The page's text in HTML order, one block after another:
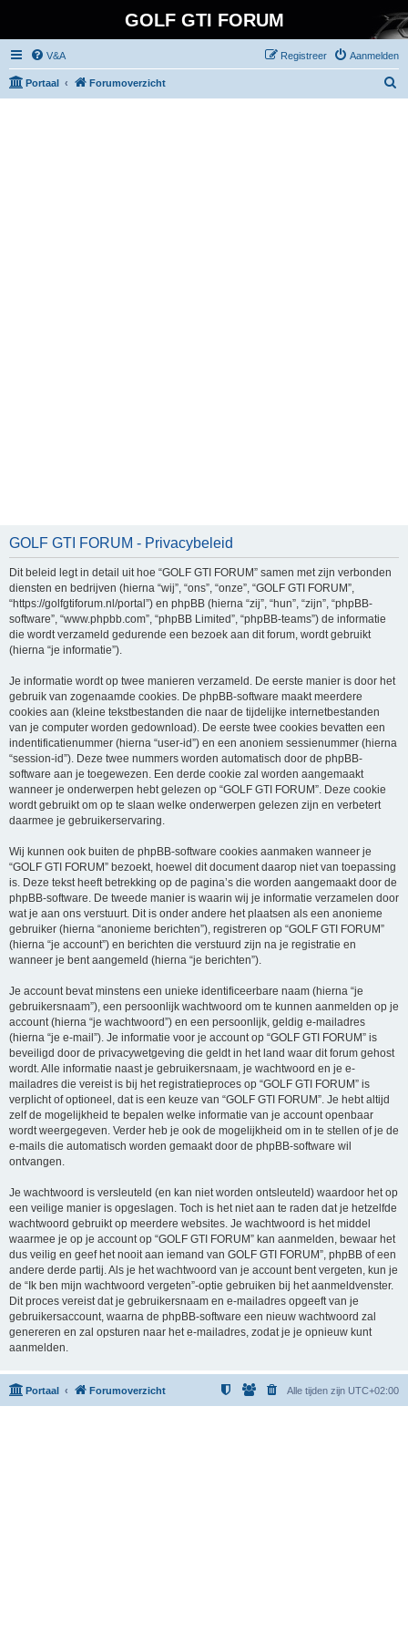
GOLF GTI FORUM
V&A Aanmelden
Registreer
Portaal Forumoverzicht
GOLF GTI FORUM - Privacybeleid
Dit beleid legt in detail uit hoe “GOLF GTI FORUM” samen met zijn verbonden
diensten en bedrijven (hierna “wij”, “ons”, “onze”, “GOLF GTI FORUM”,
“https://golfgtiforum.nl/portal”) en phpBB (hierna “zij”, “hun”, “zijn”, “phpBB-
software”, “www.phpbb.com”, “phpBB Limited”, “phpBB-teams”) de informatie
die wordt verzameld gedurende een bezoek aan dit forum, wordt gebruikt
(hierna “je informatie”).
Je informatie wordt op twee manieren verzameld. De eerste manier is door het
gebruik van zogenaamde cookies. De phpBB-software maakt meerdere
cookies aan (kleine tekstbestanden die naar de tijdelijke internetbestanden
van je computer worden gedownload). De eerste twee cookies bevatten een
indentificatienummer (hierna “user-id”) en een anoniem sessienummer (hierna
“session-id”). Deze twee nummers worden automatisch door de phpBB-
software aan je toegewezen. Een derde cookie zal worden aangemaakt
wanneer je onderwerpen hebt gelezen op “GOLF GTI FORUM”. Deze cookie
wordt gebruikt om op te slaan welke onderwerpen gelezen zijn en verbetert
daarmee je gebruikerservaring.
Wij kunnen ook buiten de phpBB-software cookies aanmaken wanneer je
“GOLF GTI FORUM” bezoekt, hoewel dit document daarop niet van toepassing
is. Deze tekst heeft betrekking op de pagina’s die worden aangemaakt door de
phpBB-software. De tweede manier is waarin wij je informatie verzamelen door
wat je aan ons verstuurt. Dit is onder andere het plaatsen als een anonieme
gebruiker (hierna “anonieme berichten”), registreren op “GOLF GTI FORUM”
(hierna “je account”) en berichten die verstuurd zijn na je registratie en
wanneer je bent aangemeld (hierna “je berichten”).
Je account bevat minstens een unieke identificeerbare naam (hierna “je
gebruikersnaam”), een persoonlijk wachtwoord om te kunnen aanmelden op je
account (hierna “je wachtwoord”) en een persoonlijk, geldig e-mailadres
(hierna “je e-mail”). Je informatie voor je account op “GOLF GTI FORUM” is
beveiligd door de privacywetgeving die geldt in het land waar dit forum gehost
wordt. Alle informatie naast je gebruikersnaam, je wachtwoord en je e-
mailadres die vereist is bij het registratieproces op “GOLF GTI FORUM” is
verplicht of optioneel, dat is een keuze van “GOLF GTI FORUM”. Je hebt altijd
zelf de mogelijkheid te bepalen welke informatie van je account openbaar
wordt weergegeven. Verder heb je ook de mogelijkheid om in te stellen of je de
e-mails die automatisch worden gemaakt door de phpBB-software wil
ontvangen.
Je wachtwoord is versleuteld (en kan niet worden ontsleuteld) waardoor het op
een veilige manier is opgeslagen. Toch is het niet aan te raden dat je hetzelfde
wachtwoord gebruikt op meerdere websites. Je wachtwoord is het middel
waarmee je op je account op “GOLF GTI FORUM” kan aanmelden, bewaar het
dus veilig en geef het nooit aan iemand van GOLF GTI FORUM”, phpBB of een
andere derde partij. Als je het wachtwoord van je account bent vergeten, kun je
de “Ik ben mijn wachtwoord vergeten”-optie gebruiken bij het aanmeldvenster.
Dit proces vereist dat je gebruikersnaam en e-mailadres opgeeft van je
gebruikersaccount, waarna de phpBB-software een nieuw wachtwoord zal
genereren en zal opsturen naar het e-mailadres, zodat je je opnieuw kunt
aanmelden.
Portaal Forumoverzicht Alle tijden zijn UTC+02:00